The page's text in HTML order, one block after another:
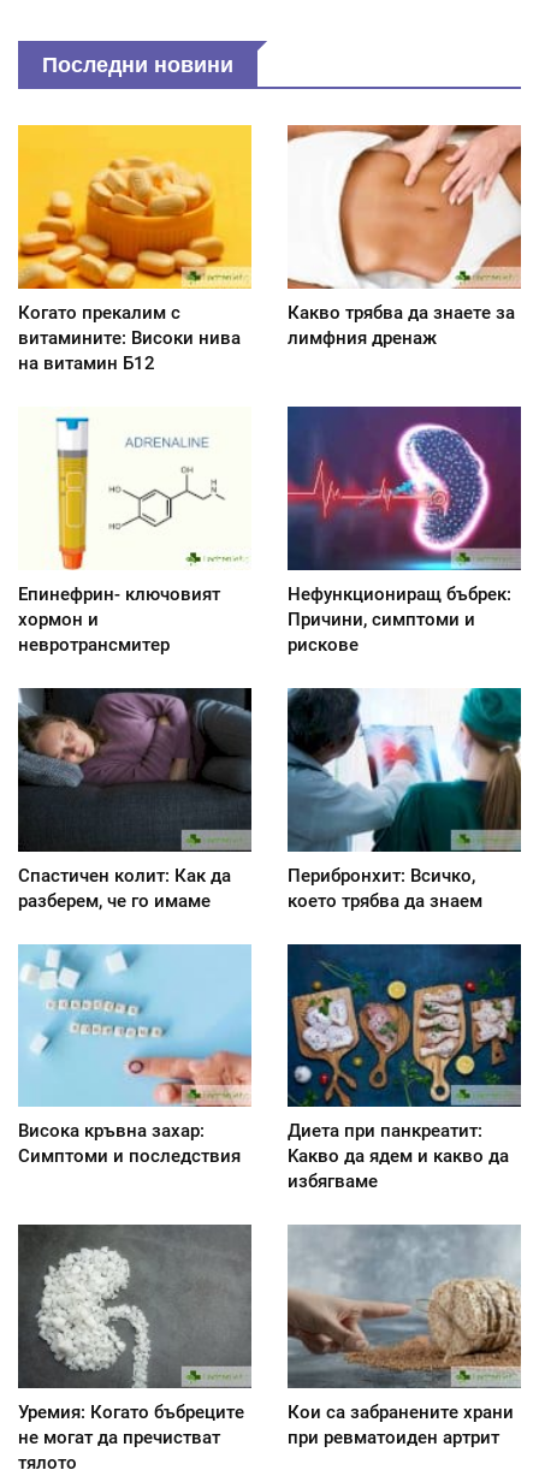
Последни новини
Когато прекалим с
витамините: Високи нива
на витамин Б12
Какво трябва да знаете за
лимфния дренаж
Епинефрин- ключовият
хормон и
невротрансмитер
Нефункциониращ бъбрек:
Причини, симптоми и
рискове
Спастичен колит: Как да
разберем, че го имаме
Перибронхит: Всичко,
което трябва да знаем
Висока кръвна захар:
Симптоми и последствия
Диета при панкреатит:
Kакво да ядем и какво да
избягваме
Уремия: Когато бъбреците
не могат да пречистват
тялото
Кои са забранените храни
при ревматоиден артрит